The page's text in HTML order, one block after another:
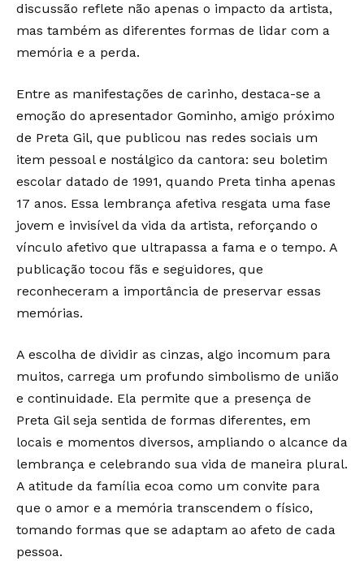
discussão reflete não apenas o impacto da artista,
mas também as diferentes formas de lidar com a
memória e a perda.
Entre as manifestações de carinho, destaca-se a
emoção do apresentador Gominho, amigo próximo
de Preta Gil, que publicou nas redes sociais um
item pessoal e nostálgico da cantora: seu boletim
escolar datado de 1991, quando Preta tinha apenas
17 anos. Essa lembrança afetiva resgata uma fase
jovem e invisível da vida da artista, reforçando o
vínculo afetivo que ultrapassa a fama e o tempo. A
publicação tocou fãs e seguidores, que
reconheceram a importância de preservar essas
memórias.
A escolha de dividir as cinzas, algo incomum para
muitos, carrega um profundo simbolismo de união
e continuidade. Ela permite que a presença de
Preta Gil seja sentida de formas diferentes, em
locais e momentos diversos, ampliando o alcance da
lembrança e celebrando sua vida de maneira plural.
A atitude da família ecoa como um convite para
que o amor e a memória transcendem o físico,
tomando formas que se adaptam ao afeto de cada
pessoa.